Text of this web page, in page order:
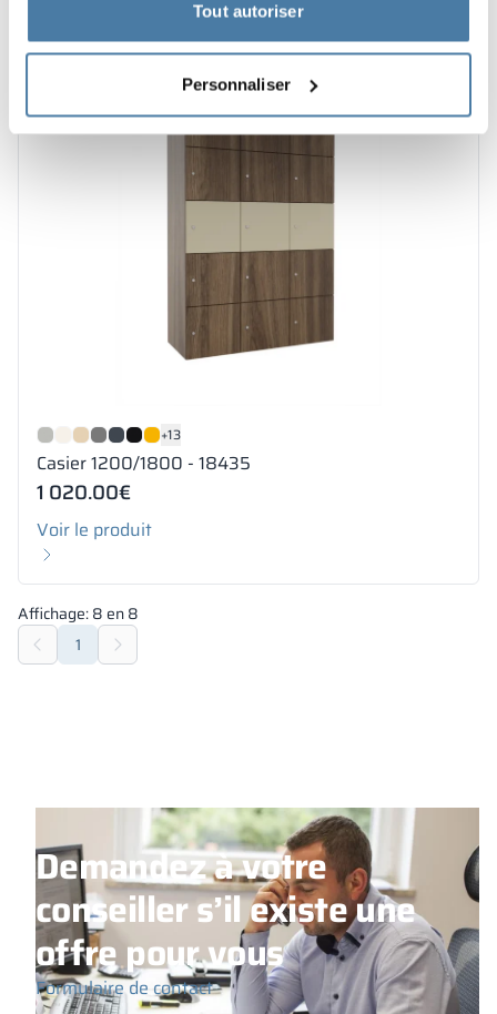
Tout autoriser
Personnaliser
+13
Casier 1200/1800 - 18435
1 020.00€
Voir le produit
Affichage:8 en8
1
Demandez à votre
conseiller s’il existe une
offre pour vous
Formulaire de contact